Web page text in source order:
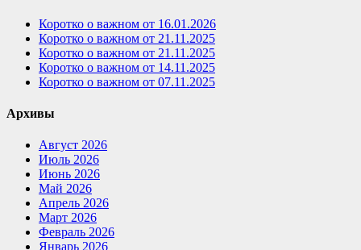
Коротко о важном от 16.01.2026
Коротко о важном от 21.11.2025
Коротко о важном от 21.11.2025
Коротко о важном от 14.11.2025
Коротко о важном от 07.11.2025
Архивы
Август 2026
Июль 2026
Июнь 2026
Май 2026
Апрель 2026
Март 2026
Февраль 2026
Январь 2026